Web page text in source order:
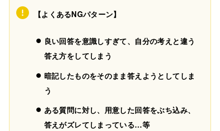
【よくあるNGパターン】
良い回答を意識しすぎて、自分の考えと違う
答え方をしてしまう
暗記したものをそのまま答えようとしてしま
う
ある質問に対し、用意した回答をぶち込み、
答えがズレてしまっている…等